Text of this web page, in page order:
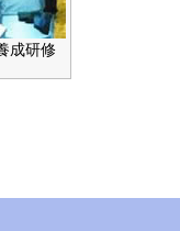
成研修